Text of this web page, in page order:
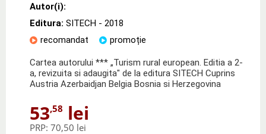
Autor(i):
Editura: SITECH - 2018
recomandat
promoție
Cartea autorului *** „Turism rural european. Editia a 2-
a, revizuita si adaugita" de la editura SITECH Cuprins
Austria Azerbaidjan Belgia Bosnia si Herzegovina
53,58 lei
PRP: 70,50 lei